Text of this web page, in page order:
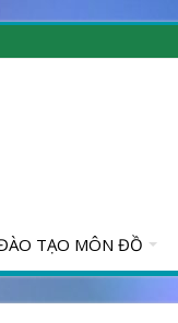
TẠO MÔN ĐỒ